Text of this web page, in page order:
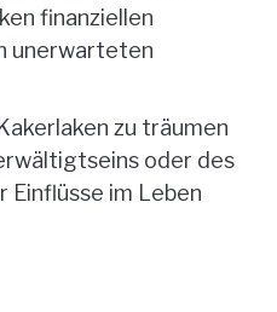
finanziellen
unerwarteten
zu träumen
oder des
Einflüsse im Leben